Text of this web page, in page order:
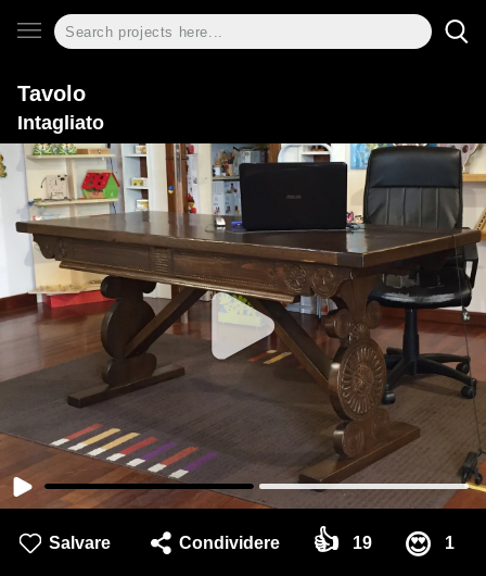
Tavolo
Intagliato
Salvare Condividere 👍 19 😍 1